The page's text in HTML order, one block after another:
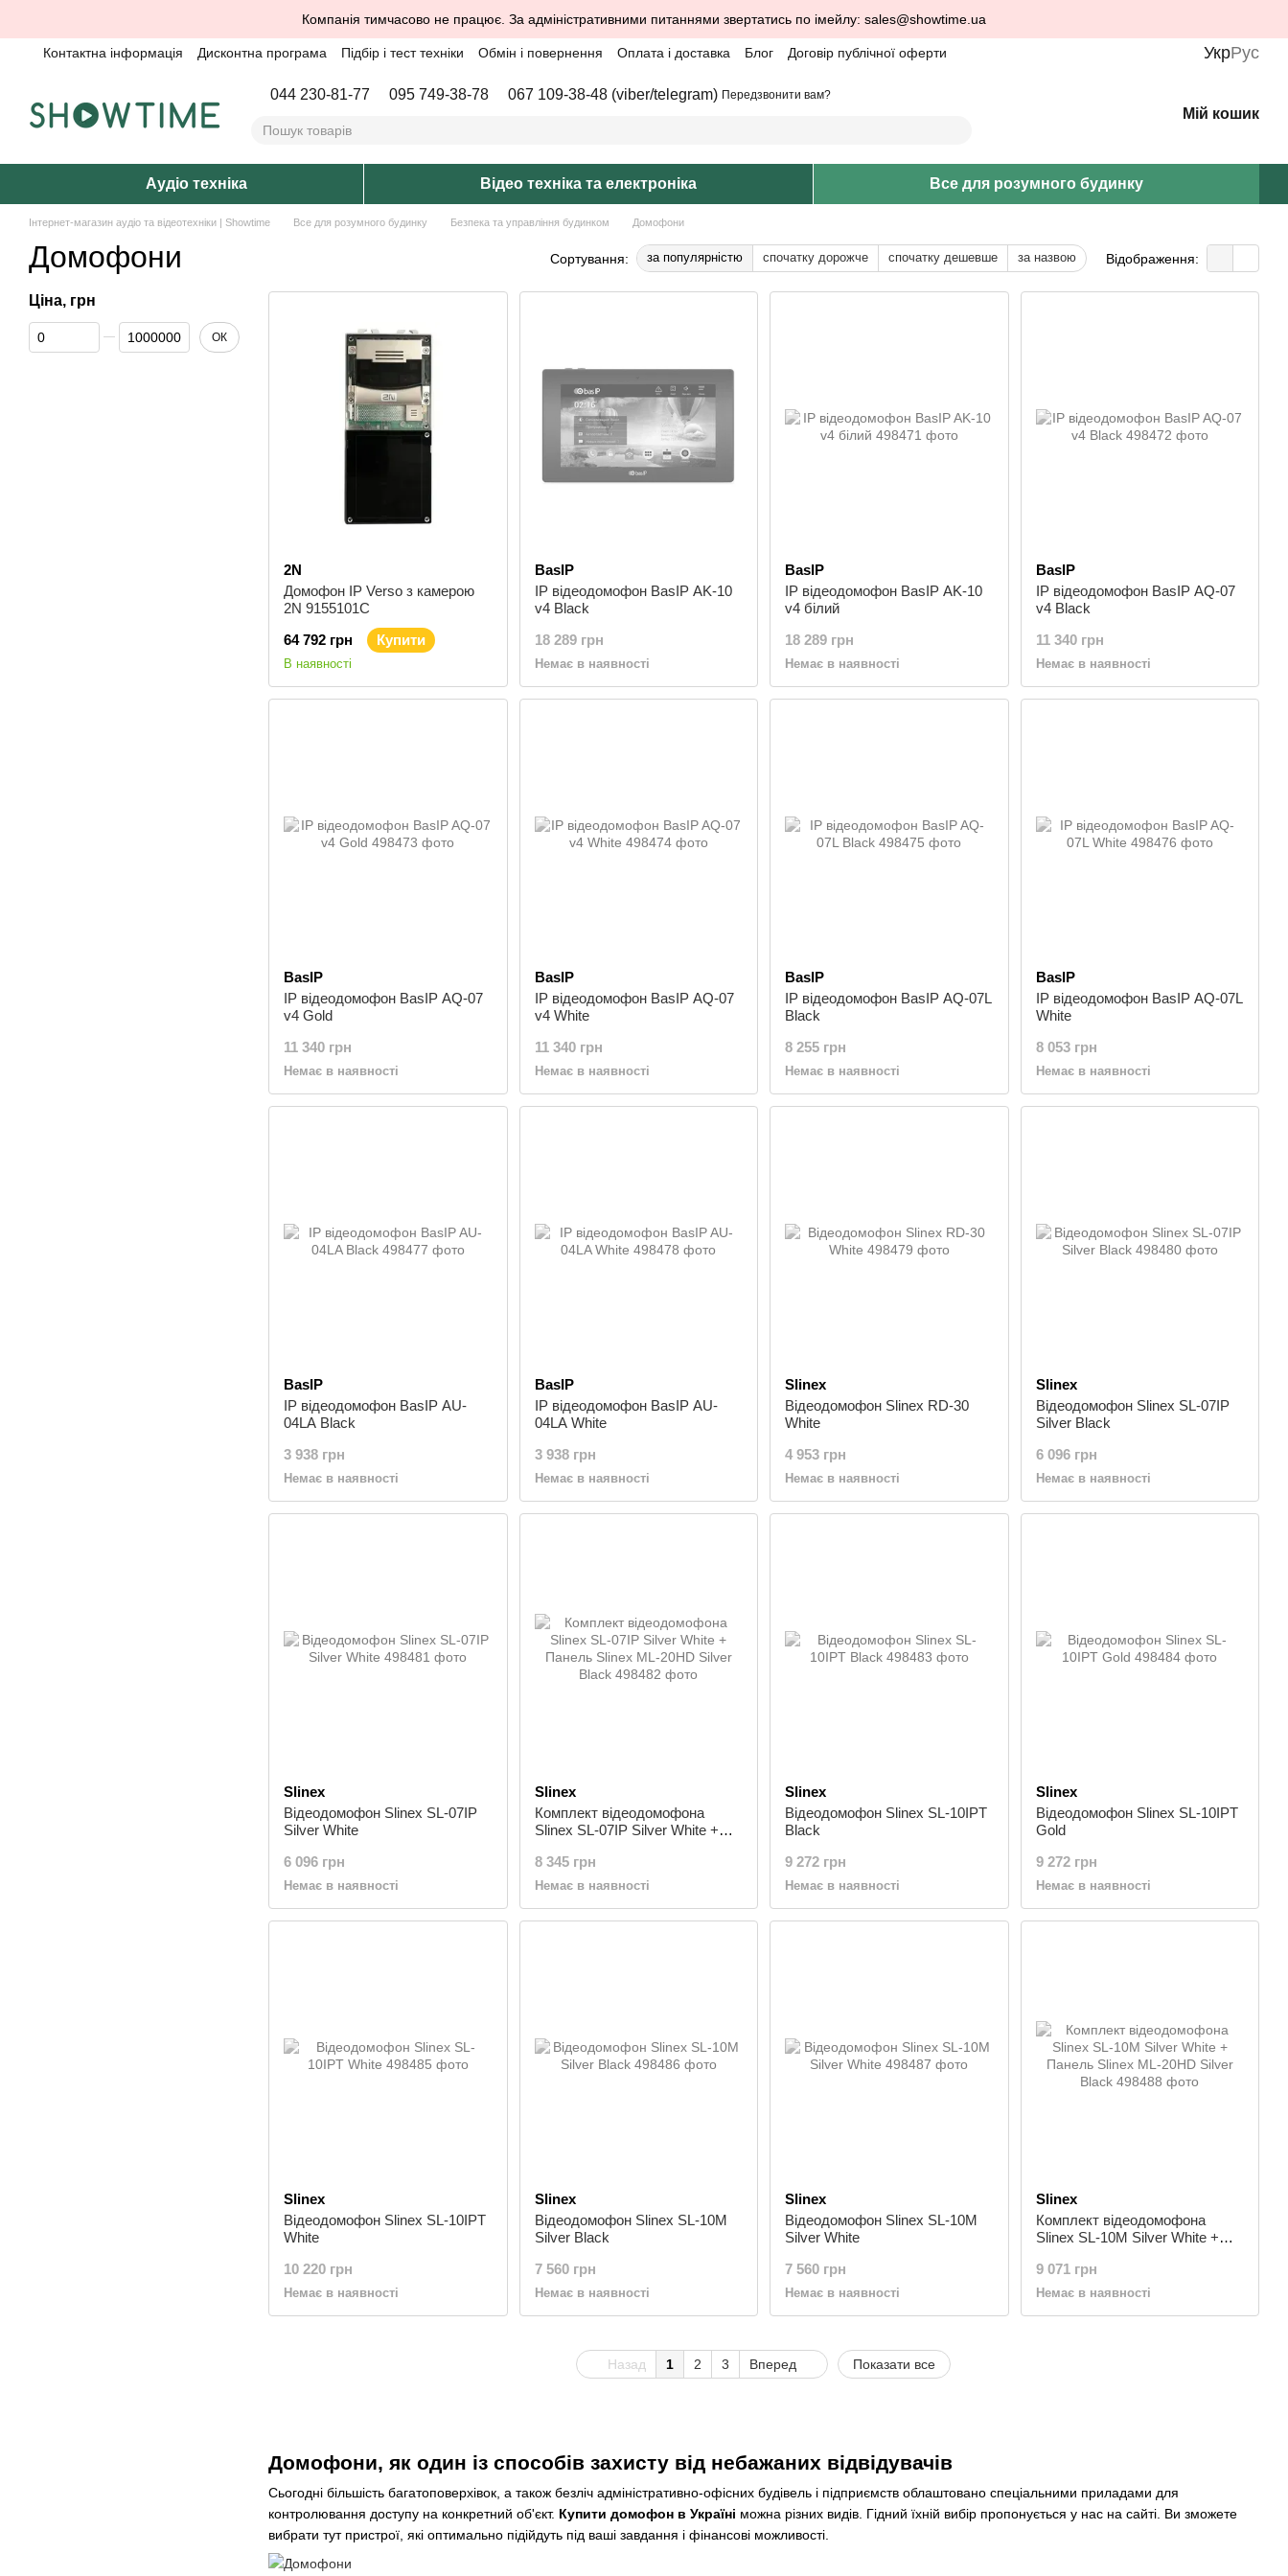
Компанія тимчасово не працює. За адміністративними питаннями звертатись по імейлу: sales@showtime.ua
Контактна інформація Дисконтна програма Підбір і тест техніки Обмін і повернення Оплата і доставка Блог Договір публічної оферти УкрРус
044 230-81-77 095 749-38-78 067 109-38-48 (viber/telegram) Передзвонити вам?
Мій кошик
Аудіо техніка Відео техніка та електроніка Все для розумного будинку
Інтернет-магазин аудіо та відеотехніки | Showtime Все для розумного будинку Безпека та управління будинком Домофони
Домофони Сортування: за популярністю спочатку дорожче спочатку дешевше за назвою Відображення:
Домофони, як один із способів захисту від небажаних відвідувачів
Сьогодні більшість багатоповерхівок, а також безліч адміністративно-офісних будівель і підприємств облаштовано спеціальними приладами для
контролювання доступу на конкретний об'єкт. Купити домофон в Україні можна різних видів. Гідний їхній вибір пропонується у нас на сайті. Ви зможете
вибрати тут пристрої, які оптимально підійдуть під ваші завдання і фінансові можливості.
2N
Домофон IP Verso з камерою
2N 9155101C
64 792 грн
Купити
В наявності
BasIP
IP відеодомофон BasIP AK-10
v4 Black
18 289 грн
Немає в наявності
BasIP
IP відеодомофон BasIP AK-10
v4 білий
18 289 грн
Немає в наявності
BasIP
IP відеодомофон BasIP AQ-07
v4 Black
11 340 грн
Немає в наявності
BasIP
IP відеодомофон BasIP AQ-07
v4 Gold
11 340 грн
Немає в наявності
BasIP
IP відеодомофон BasIP AQ-07
v4 White
11 340 грн
Немає в наявності
BasIP
IP відеодомофон BasIP AQ-07L
Black
8 255 грн
Немає в наявності
BasIP
IP відеодомофон BasIP AQ-07L
White
8 053 грн
Немає в наявності
BasIP
IP відеодомофон BasIP AU-
04LA Black
3 938 грн
Немає в наявності
BasIP
IP відеодомофон BasIP AU-
04LA White
3 938 грн
Немає в наявності
Slinex
Відеодомофон Slinex RD-30
White
4 953 грн
Немає в наявності
Slinex
Відеодомофон Slinex SL-07IP
Silver Black
6 096 грн
Немає в наявності
Slinex
Відеодомофон Slinex SL-07IP
Silver White
6 096 грн
Немає в наявності
Slinex
Комплект відеодомофона
Slinex SL-07IP Silver White +
Black
8 345 грн
Немає в наявності
Slinex
Відеодомофон Slinex SL-10IPT
Black
9 272 грн
Немає в наявності
Slinex
Відеодомофон Slinex SL-10IPT
Gold
9 272 грн
Немає в наявності
Slinex
Відеодомофон Slinex SL-10IPT
White
10 220 грн
Немає в наявності
Slinex
Відеодомофон Slinex SL-10M
Silver Black
7 560 грн
Немає в наявності
Slinex
Відеодомофон Slinex SL-10M
Silver White
7 560 грн
Немає в наявності
Slinex
Комплект відеодомофона
Slinex SL-10M Silver White +
Black
9 071 грн
Немає в наявності
Назад 1 2 3 Вперед Показати все
Ціна, грн
Від Ціна, грн
До Ціна, грн ОК